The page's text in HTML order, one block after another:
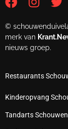
©
merk van
nieuws groep.
Restaurants
Kinderopvang
Tandarts